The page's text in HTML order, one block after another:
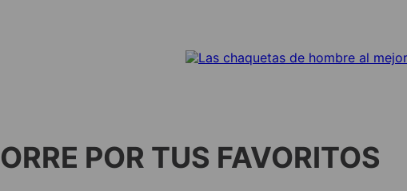
POR TUS FAVORITOS